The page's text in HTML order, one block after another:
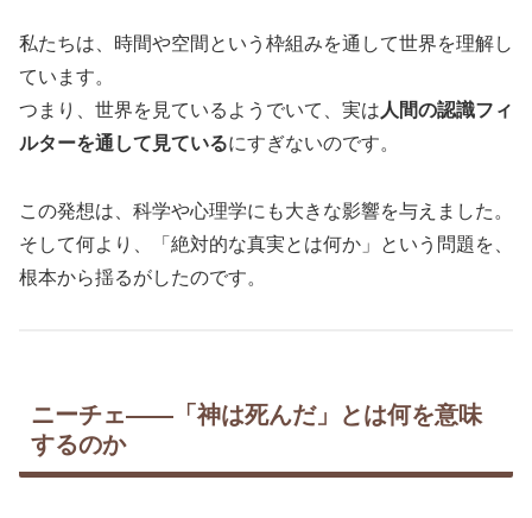
私たちは、時間や空間という枠組みを通して世界を理解し
ています。
つまり、世界を見ているようでいて、実は人間の認識フィ
ルターを通して見ているにすぎないのです。
この発想は、科学や心理学にも大きな影響を与えました。
そして何より、「絶対的な真実とは何か」という問題を、
根本から揺るがしたのです。
ニーチェ――「神は死んだ」とは何を意味
するのか